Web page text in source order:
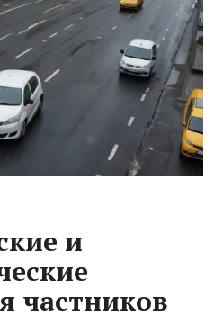
и
частников